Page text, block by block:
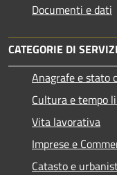
Documenti e dati
CATEGORIE DI
Anagrafe e stato
Cultura e tempo
Vita lavorativa
Imprese e
Catasto e